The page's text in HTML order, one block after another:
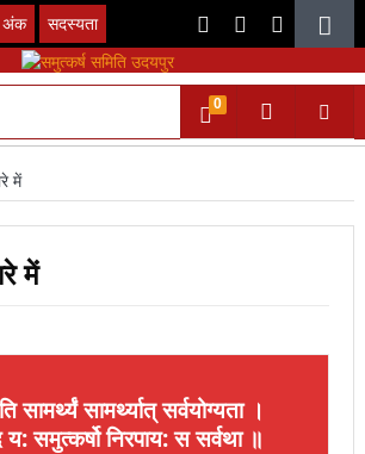
अंक सदस्यता
0
में
में
सामर्थ्यं सामर्थ्यात् सर्वयोग्यता ।
य: समुत्कर्षो निरपाय: स सर्वथा ॥